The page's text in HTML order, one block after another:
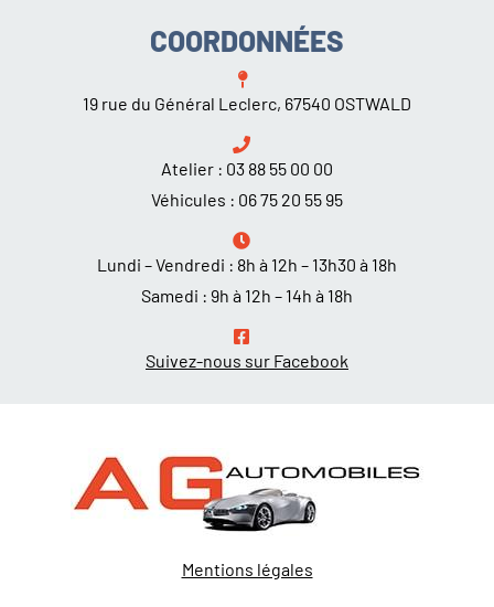
COORDONNÉES
19 rue du Général Leclerc, 67540 OSTWALD
Atelier : 03 88 55 00 00
Véhicules : 06 75 20 55 95
Lundi – Vendredi : 8h à 12h – 13h30 à 18h
Samedi : 9h à 12h – 14h à 18h
Suivez-nous sur Facebook
Mentions légales